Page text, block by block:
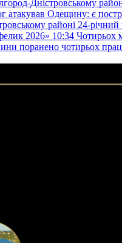
Дністровському
атакував Одещину: є
районі 24-річний
2026» 10:34 Чотирьох
поранено чотирьох